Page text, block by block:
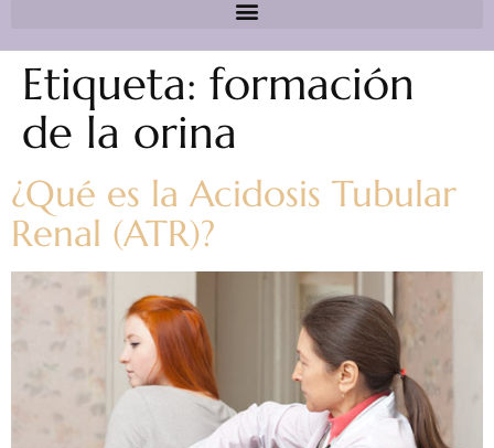
Etiqueta: formación
de la orina
¿Qué es la Acidosis Tubular
Renal (ATR)?